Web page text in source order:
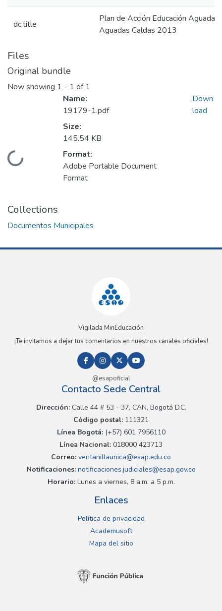
dc.title
Plan de Acción Educación
Aguadas Caldas 2013
Files
Original bundle
Now showing 1 - 1 of 1
Loading...
Name:
19179-1.pdf
Size:
145.54 KB
Format:
Adobe Portable Document
Format
Down
load
Collections
Documentos Municipales
Vigilada MinEducación
¡Te invitamos a dejar tus comentarios en nuestros canales oficiales!
@esapoficial
Contacto Sede Central
Dirección:Calle 44 # 53 - 37, CAN, Bogotá D.C.
Código postal: 111321
Línea Bogotá:(+57) 601 7956110
Línea Nacional: 018000 423713
Correo: ventanillaunica@esap.edu.co
Notificaciones:notificaciones.judiciales@esap.gov.co
Horario:Lunes a viernes, 8 a.m. a 5 p.m.
Enlaces
Política de privacidad
Academusoft
Mapa del sitio